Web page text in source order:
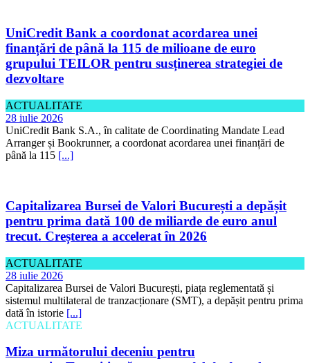
UniCredit Bank a coordonat acordarea unei
finanțări de până la 115 de milioane de euro
grupului TEILOR pentru susținerea strategiei de
dezvoltare
ACTUALITATE
28 iulie 2026
UniCredit Bank S.A., în calitate de Coordinating Mandate Lead
Arranger și Bookrunner, a coordonat acordarea unei finanțări de
până la 115 [...]
Capitalizarea Bursei de Valori București a depășit
pentru prima dată 100 de miliarde de euro anul
trecut. Creșterea a accelerat în 2026
ACTUALITATE
28 iulie 2026
Capitalizarea Bursei de Valori București, piața reglementată și
sistemul multilateral de tranzacționare (SMT), a depășit pentru prima
dată în istorie [...]
ACTUALITATE
Miza următorului deceniu pentru